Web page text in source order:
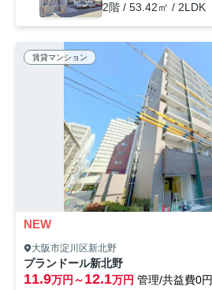
2階 / 53.42㎡ / 2LDK
賃貸マンション
NEW
大阪市淀川区新北野
プランドール新北野
11.9万円～12.1万円 管理/共益費0円